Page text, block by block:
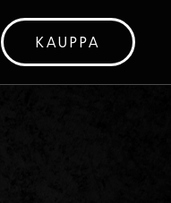
KAUPPA